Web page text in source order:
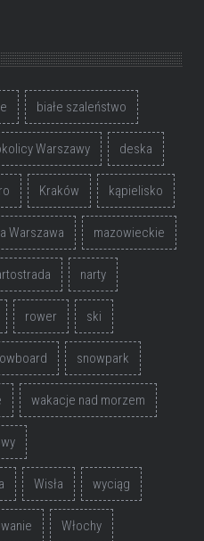
białe szaleństwo
Warszawy deska
Kraków kąpielisko
Warszawa mazowieckie
narty
rower ski
snowpark
wakacje nad morzem
Wisła wyciąg
Włochy